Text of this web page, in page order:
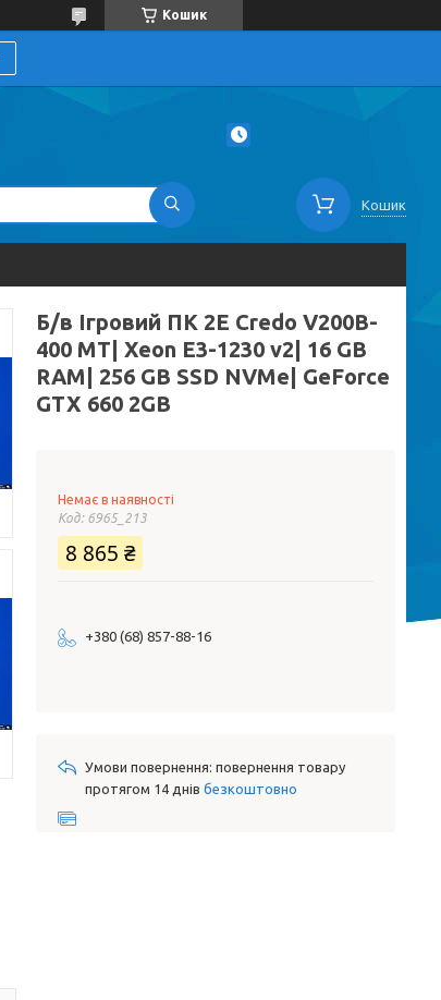
Кошик
Кошик
Б/в Ігровий ПК 2E Credo V200B-
400 MT| Xeon E3-1230 v2| 16 GB
RAM| 256 GB SSD NVMe| GeForce
GTX 660 2GB
Немає в наявності
Код: 6965_213
8 865 ₴
+380 (68) 857-88-16
повернення товару
протягом 14 днів безкоштовно